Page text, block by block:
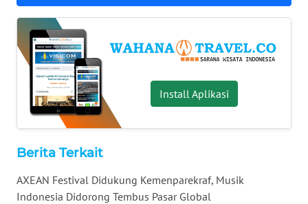
Install Aplikasi
Berita Terkait
AXEAN Festival Didukung Kemenparekraf, Musik
Indonesia Didorong Tembus Pasar Global
KEPRI
WN
PAPUA
WN
PAPUA
WN